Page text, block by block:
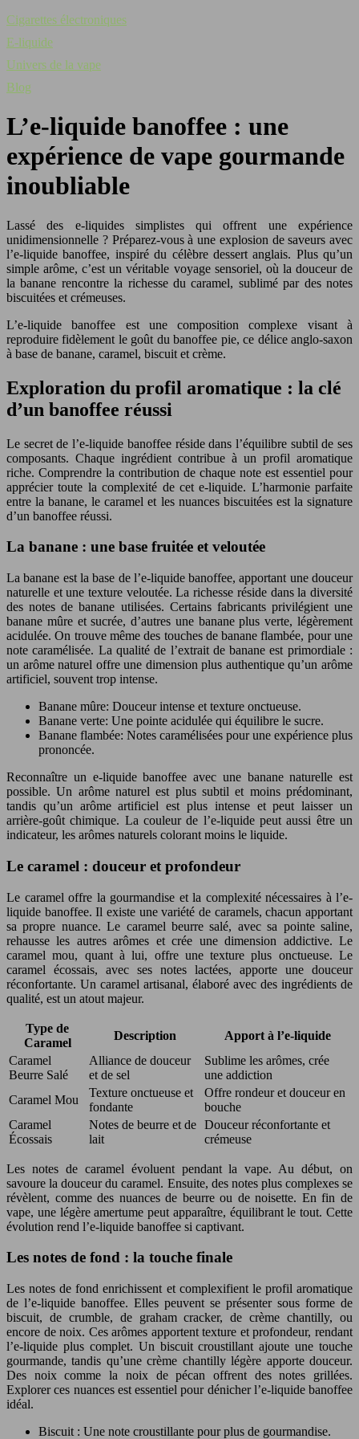
Cigarettes électroniques
E-liquide
Univers de la vape
Blog
L’e-liquide banoffee : une
expérience de vape gourmande
inoubliable
Lassé des e-liquides simplistes qui offrent une expérience
unidimensionnelle ? Préparez-vous à une explosion de saveurs avec
l’e-liquide banoffee, inspiré du célèbre dessert anglais. Plus qu’un
simple arôme, c’est un véritable voyage sensoriel, où la douceur de
la banane rencontre la richesse du caramel, sublimé par des notes
biscuitées et crémeuses.
L’e-liquide banoffee est une composition complexe visant à
reproduire fidèlement le goût du banoffee pie, ce délice anglo-saxon
à base de banane, caramel, biscuit et crème.
Exploration du profil aromatique : la clé
d’un banoffee réussi
Le secret de l’e-liquide banoffee réside dans l’équilibre subtil de ses
composants. Chaque ingrédient contribue à un profil aromatique
riche. Comprendre la contribution de chaque note est essentiel pour
apprécier toute la complexité de cet e-liquide. L’harmonie parfaite
entre la banane, le caramel et les nuances biscuitées est la signature
d’un banoffee réussi.
La banane : une base fruitée et veloutée
La banane est la base de l’e-liquide banoffee, apportant une douceur
naturelle et une texture veloutée. La richesse réside dans la diversité
des notes de banane utilisées. Certains fabricants privilégient une
banane mûre et sucrée, d’autres une banane plus verte, légèrement
acidulée. On trouve même des touches de banane flambée, pour une
note caramélisée. La qualité de l’extrait de banane est primordiale :
un arôme naturel offre une dimension plus authentique qu’un arôme
artificiel, souvent trop intense.
Banane mûre: Douceur intense et texture onctueuse.
Banane verte: Une pointe acidulée qui équilibre le sucre.
Banane flambée: Notes caramélisées pour une expérience plus
prononcée.
Reconnaître un e-liquide banoffee avec une banane naturelle est
possible. Un arôme naturel est plus subtil et moins prédominant,
tandis qu’un arôme artificiel est plus intense et peut laisser un
arrière-goût chimique. La couleur de l’e-liquide peut aussi être un
indicateur, les arômes naturels colorant moins le liquide.
Le caramel : douceur et profondeur
Le caramel offre la gourmandise et la complexité nécessaires à l’e-
liquide banoffee. Il existe une variété de caramels, chacun apportant
sa propre nuance. Le caramel beurre salé, avec sa pointe saline,
rehausse les autres arômes et crée une dimension addictive. Le
caramel mou, quant à lui, offre une texture plus onctueuse. Le
caramel écossais, avec ses notes lactées, apporte une douceur
réconfortante. Un caramel artisanal, élaboré avec des ingrédients de
qualité, est un atout majeur.
Type de
Caramel
Description
Apport à l’e-liquide
Caramel
Beurre Salé
Alliance de douceur
et de sel
Sublime les arômes, crée
une addiction
Caramel Mou
Texture onctueuse et
fondante
Offre rondeur et douceur en
bouche
Caramel
Écossais
Notes de beurre et de
lait
Douceur réconfortante et
crémeuse
Les notes de caramel évoluent pendant la vape. Au début, on
savoure la douceur du caramel. Ensuite, des notes plus complexes se
révèlent, comme des nuances de beurre ou de noisette. En fin de
vape, une légère amertume peut apparaître, équilibrant le tout. Cette
évolution rend l’e-liquide banoffee si captivant.
Les notes de fond : la touche finale
Les notes de fond enrichissent et complexifient le profil aromatique
de l’e-liquide banoffee. Elles peuvent se présenter sous forme de
biscuit, de crumble, de graham cracker, de crème chantilly, ou
encore de noix. Ces arômes apportent texture et profondeur, rendant
l’e-liquide plus complet. Un biscuit croustillant ajoute une touche
gourmande, tandis qu’une crème chantilly légère apporte douceur.
Des noix comme la noix de pécan offrent des notes grillées.
Explorer ces nuances est essentiel pour dénicher l’e-liquide banoffee
idéal.
Biscuit : Une note croustillante pour plus de gourmandise.